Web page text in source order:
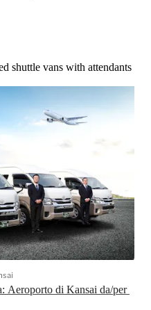
shuttle vans with attendants
Aeroporto di Kansai da/per